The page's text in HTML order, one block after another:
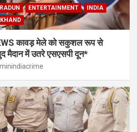
ENTERTAINMENT
INDIA
कावड़ मेले को सकुशल रूप से
मैदान में उतरे एसएसपी दून*